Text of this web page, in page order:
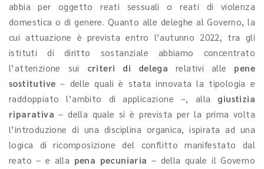
abbia per oggetto reati sessuali o reati di violenza
domestica o di genere. Quanto alle deleghe al Governo, la
cui attuazione è prevista entro l’autunno 2022, tra gli
istituti di diritto sostanziale abbiamo concentrato
l’attenzione sui criteri di delega relativi alle pene
sostitutive – delle quali è stata innovata la tipologia e
raddoppiato l’ambito di applicazione –, alla giustizia
riparativa – della quale si è prevista per la prima volta
l’introduzione di una disciplina organica, ispirata ad una
logica di ricomposizione del conflitto manifestato dal
reato – e alla pena pecuniaria – della quale il Governo